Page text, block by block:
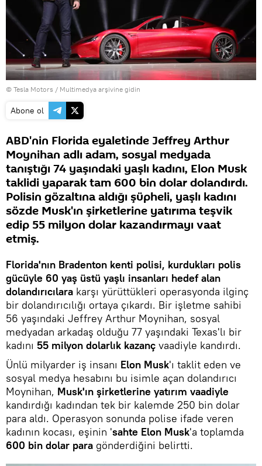
© Tesla Motors / Multimedya arşivine gidin
Abone ol
ABD'nin Florida eyaletinde Jeffrey Arthur
Moynihan adlı adam, sosyal medyada
tanıştığı 74 yaşındaki yaşlı kadını, Elon Musk
taklidi yaparak tam 600 bin dolar dolandırdı.
Polisin gözaltına aldığı şüpheli, yaşlı kadını
sözde Musk'ın şirketlerine yatırıma teşvik
edip 55 milyon dolar kazandırmayı vaat
etmiş.
Florida'nın Bradenton kenti polisi, kurdukları polis
gücüyle 60 yaş üstü yaşlı insanları hedef alan
dolandırıcılara karşı yürüttükleri operasyonda ilginç
bir dolandırıcılığı ortaya çıkardı. Bir işletme sahibi
56 yaşındaki Jeffrey Arthur Moynihan, sosyal
medyadan arkadaş olduğu 77 yaşındaki Texas'lı bir
kadını 55 milyon dolarlık kazanç vaadiyle kandırdı.
Ünlü milyarder iş insanı Elon Musk'ı taklit eden ve
sosyal medya hesabını bu isimle açan dolandırıcı
Moynihan, Musk'ın şirketlerine yatırım vaadiyle
kandırdığı kadından tek bir kalemde 250 bin dolar
para aldı. Operasyon sonunda polise ifade veren
kadının kocası, eşinin 'sahte Elon Musk'a toplamda
600 bin dolar para gönderdiğini belirtti.